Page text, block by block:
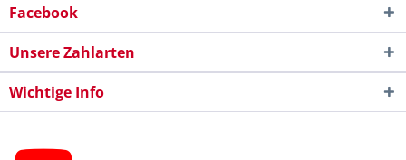
Facebook
Unsere Zahlarten
Wichtige Info